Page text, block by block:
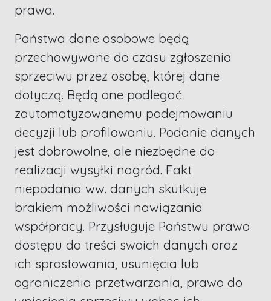
prawa.
Państwa dane osobowe będą
przechowywane do czasu zgłoszenia
sprzeciwu przez osobę, której dane
dotyczą. Będą one podlegać
zautomatyzowanemu podejmowaniu
decyzji lub profilowaniu. Podanie danych
jest dobrowolne, ale niezbędne do
realizacji wysyłki nagród. Fakt
niepodania ww. danych skutkuje
brakiem możliwości nawiązania
współpracy. Przysługuje Państwu prawo
dostępu do treści swoich danych oraz
ich sprostowania, usunięcia lub
ograniczenia przetwarzania, prawo do